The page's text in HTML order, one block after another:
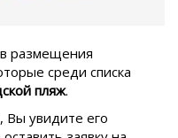
размещения
среди списка
пляж.
Вы увидите его